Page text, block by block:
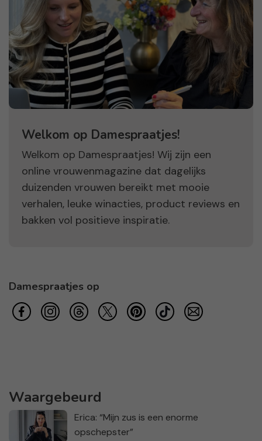
Welkom op Damespraatjes!
Welkom op Damespraatjes! Wij zijn een
online vrouwenmagazine dat dagelijks
duizenden vrouwen bereikt met mooie
verhalen, leuke winacties, product reviews en
bakken vol positieve inspiratie.
Damespraatjes op
Waargebeurd
Erica: “Mijn zus is een enorme
opschepster”